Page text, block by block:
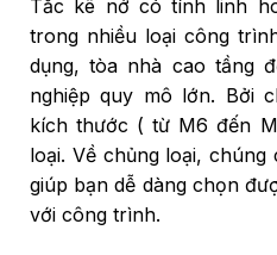
Tắc kê nở có tính linh
trong nhiều loại công
dụng, tòa nhà cao tầng
nghiệp quy mô lớn. Bởi
kích thước ( từ M6 đến
loại. Về chủng loại,
giúp bạn dễ dàng chọn
với công trình.